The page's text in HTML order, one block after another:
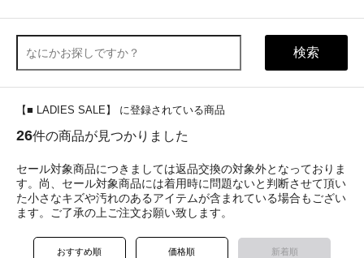
検索
【■ LADIES SALE】 に登録されている商品
26件の商品が見つかりました
セール対象商品につきましては返品交換の対象外となっておりま
す。尚、セール対象商品には着用時に問題ないと判断させて頂い
た小さなキズや汚れのあるアイテムが含まれている場合もござい
ます。ご了承の上ご注文お願い致します。
おすすめ順 価格順 新着順